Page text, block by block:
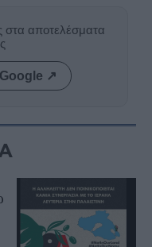
στα αποτελέσματα
↗